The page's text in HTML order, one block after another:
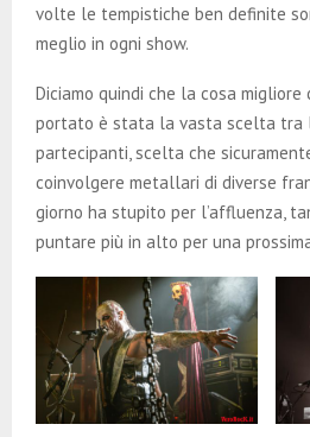
volte le tempistiche ben definite
meglio in ogni show.
Diciamo quindi che la cosa
portato è stata la vasta scelta tra
partecipanti, scelta che
coinvolgere metallari di diverse
giorno ha stupito per l’affluenza,
puntare più in alto per una